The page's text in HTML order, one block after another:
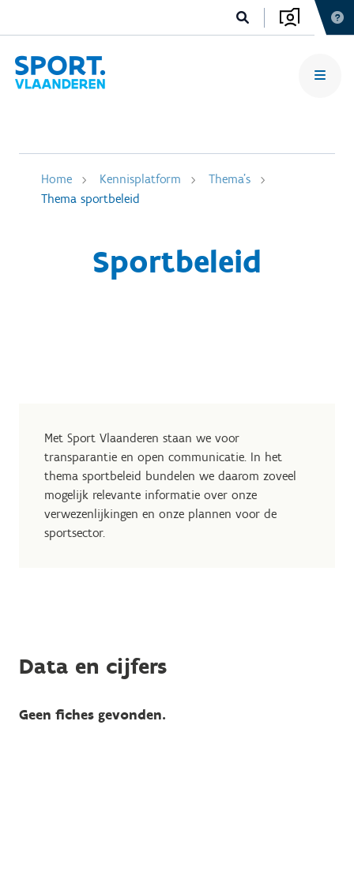
Home Kennisplatform
Thema's
Thema sportbeleid
Sportbeleid
Met Sport Vlaanderen staan we voor
transparantie en open communicatie. In het
thema sportbeleid bundelen we daarom zoveel
mogelijk relevante informatie over onze
verwezenlijkingen en onze plannen voor de
sportsector.
Data en cijfers
Geen fiches gevonden.